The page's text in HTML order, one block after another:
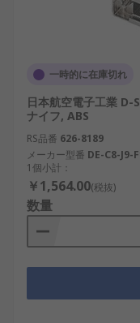
一時的に在庫切れ
日本航空電子工業 D-
ナイフ, ABS
RS品番 626-8189
メーカー型番 DE-C8-J9-
1個小計：
￥1,564.00(税抜)
数量